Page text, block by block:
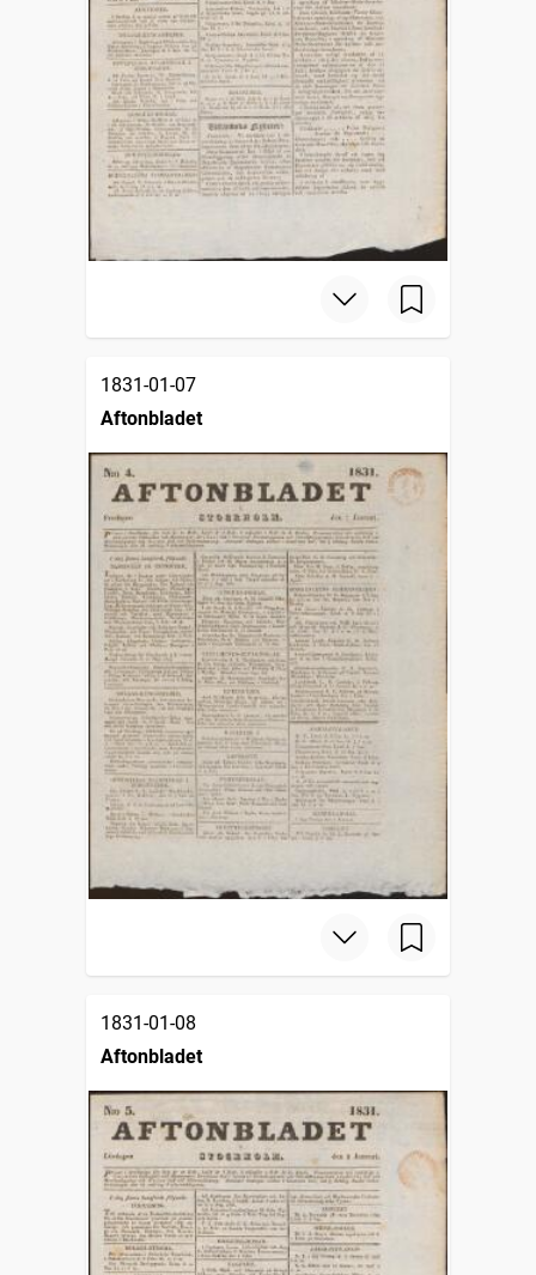
1831-01-07
Aftonbladet
1831-01-08
Aftonbladet